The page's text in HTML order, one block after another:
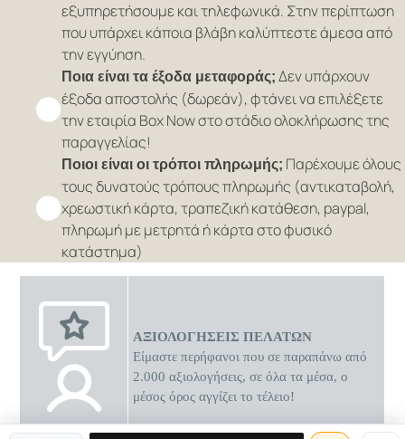
0 διαθέσιμες προσφορές
εξυπηρετήσουμε και τηλεφωνικά. Στην περίπτωση
που υπάρχει κάποια βλάβη καλύπτεστε άμεσα από
την εγγύηση.
Ποια είναι τα έξοδα μεταφοράς; Δεν υπάρχουν
έξοδα αποστολής (δωρεάν), φτάνει να επιλέξετε
την εταιρία Box Now στο στάδιο ολοκλήρωσης της
παραγγελίας!
Ποιοι είναι οι τρόποι πληρωμής; Παρέχουμε όλους
τους δυνατούς τρόπους πληρωμής (αντικαταβολή,
χρεωστική κάρτα, τραπεζική κατάθεση, paypal,
πληρωμή με μετρητά ή κάρτα στο φυσικό
κατάστημα)
ΑΞΙΟΛΟΓΗΣΕΙΣ ΠΕΛΑΤΩΝ
Είμαστε περήφανοι που σε παραπάνω από
2.000 αξιολογήσεις, σε όλα τα μέσα, ο
μέσος όρος αγγίζει το τέλειο!